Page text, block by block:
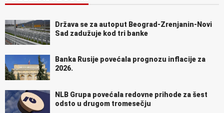
Država se za autoput Beograd-Zrenjanin-Novi
Sad zadužuje kod tri banke
Banka Rusije povećala prognozu inflacije za
2026.
NLB Grupa povećala redovne prihode za šest
odsto u drugom tromesečju